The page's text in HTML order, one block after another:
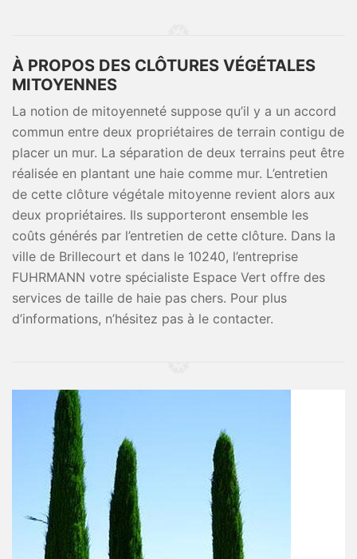
À PROPOS DES CLÔTURES VÉGÉTALES
MITOYENNES
La notion de mitoyenneté suppose qu’il y a un accord
commun entre deux propriétaires de terrain contigu de
placer un mur. La séparation de deux terrains peut être
réalisée en plantant une haie comme mur. L’entretien
de cette clôture végétale mitoyenne revient alors aux
deux propriétaires. Ils supporteront ensemble les
coûts générés par l’entretien de cette clôture. Dans la
ville de Brillecourt et dans le 10240, l’entreprise
FUHRMANN votre spécialiste Espace Vert offre des
services de taille de haie pas chers. Pour plus
d’informations, n’hésitez pas à le contacter.